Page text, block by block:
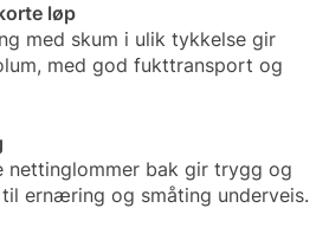
løp
med skum i ulik tykkelse gir
med god fukttransport og
nettinglommer bak gir trygg og
ernæring og småting underveis.